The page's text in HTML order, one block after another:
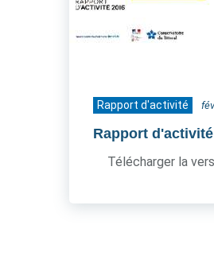
Rapport d'activité
Rapport d'activité
Télécharger la